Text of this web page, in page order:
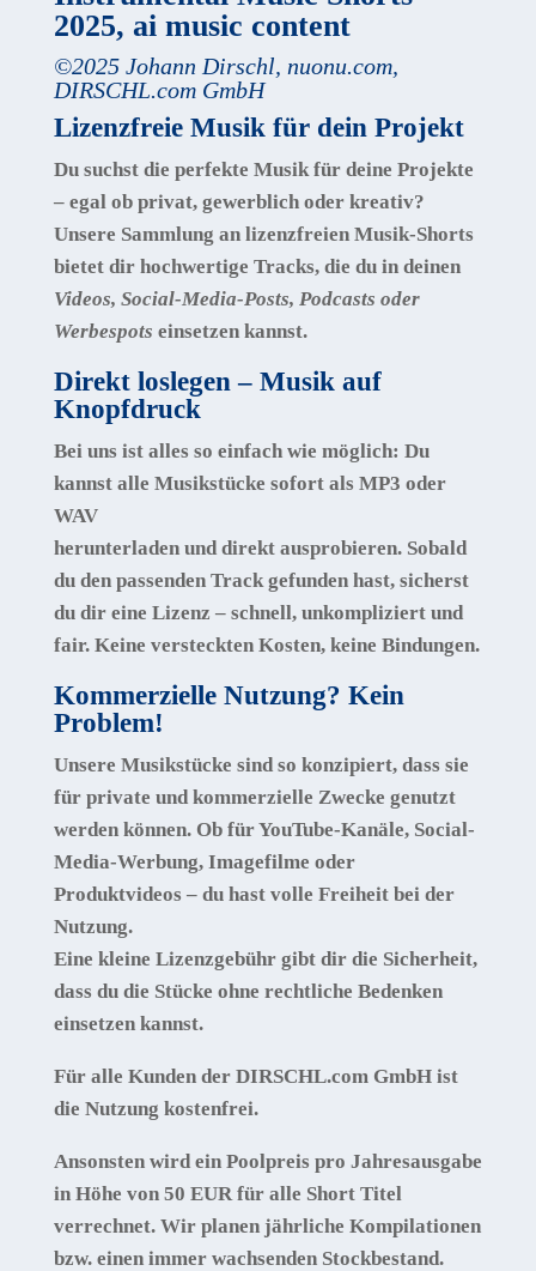
2025, ai music content
©2025 Johann Dirschl, nuonu.com,
DIRSCHL.com GmbH
Lizenzfreie Musik für dein Projekt
Du suchst die perfekte Musik für deine Projekte
– egal ob privat, gewerblich oder kreativ?
Unsere Sammlung an lizenzfreien Musik-Shorts
bietet dir hochwertige Tracks, die du in deinen
Videos, Social-Media-Posts, Podcasts oder
Werbespots einsetzen kannst.
Direkt loslegen – Musik auf
Knopfdruck
Bei uns ist alles so einfach wie möglich: Du
kannst alle Musikstücke sofort als MP3 oder
WAV
herunterladen und direkt ausprobieren. Sobald
du den passenden Track gefunden hast, sicherst
du dir eine Lizenz – schnell, unkompliziert und
fair. Keine versteckten Kosten, keine Bindungen.
Kommerzielle Nutzung? Kein
Problem!
Unsere Musikstücke sind so konzipiert, dass sie
für private und kommerzielle Zwecke genutzt
werden können. Ob für YouTube-Kanäle, Social-
Media-Werbung, Imagefilme oder
Produktvideos – du hast volle Freiheit bei der
Nutzung.
Eine kleine Lizenzgebührgibt dir die Sicherheit,
dass du die Stücke ohne rechtliche Bedenken
einsetzen kannst.
Für alle Kunden der DIRSCHL.com GmbH ist
die Nutzung kostenfrei.
Ansonsten wird ein Poolpreis pro Jahresausgabe
in Höhe von 50 EUR für alle Short Titel
verrechnet. Wir planen jährliche Kompilationen
bzw. einen immer wachsenden Stockbestand.